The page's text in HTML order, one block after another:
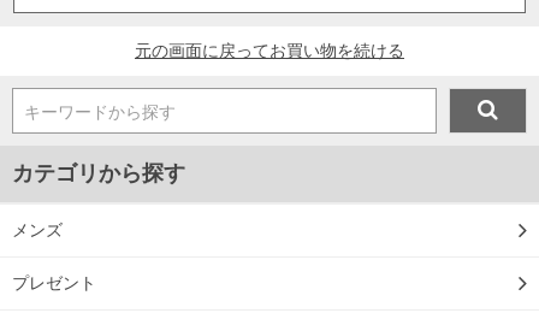
元の画面に戻ってお買い物を続ける
キーワードから探す
カテゴリから探す
メンズ
プレゼント